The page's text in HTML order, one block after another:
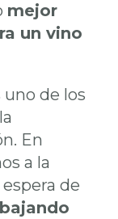
mejor
un vino
uno de los
En
a la
de